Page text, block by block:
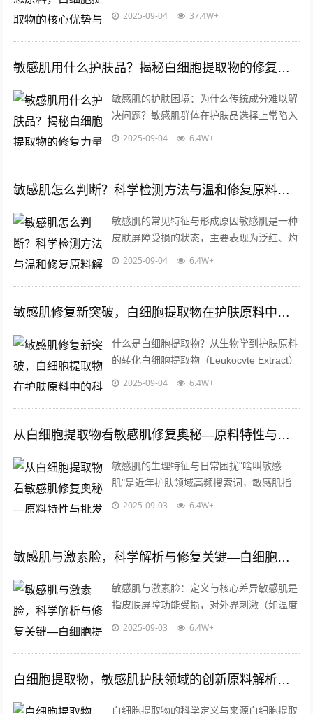
的需求日益增长，据行业数据显示，全球敏
2025-09-04 37.4W+
敏感肌用什么护肤品？揭秘白细胞提取物的修复力量与科学选择指南
敏感肌的护肤困境：为什么传统成分难以解
决问题？敏感肌群体在护肤品选择上常陷入
两难：既要避免刺激，又要追求有效修复，
2025-09-04 6.4W+
敏感肌怎么判断？科学检测方法与温和修复原料解析
敏感肌的常见特征与形成原因敏感肌是一种
皮肤屏障受损的状态，主要表现为泛红、灼
热、瘙痒或脱屑，这类肤质对外界刺激（如
2025-09-04 6.4W+
敏感肌修复新突破，白细胞提取物在护肤原料中的科学应用与批发指南
什么是白细胞提取物？从生物学到护肤原料
的转化白细胞提取物（Leukocyte Extract）
是一种通过生物技术从白细胞中分离出的活
2025-09-04 6.4W+
从白细胞提取物看敏感肌修复奥秘—原料特性与批发应用解析
敏感肌的生理特征与日常困扰"啥叫敏感
肌"是近年护肤领域高频搜索词，敏感肌指
皮肤屏障功能受损、角质层薄弱的脆弱肤
研...
2025-09-03 6.4W+
敏感肌与激素脸，科学解析与修复关键—白细胞提取物的应用价值
敏感肌与激素脸：定义与核心差异敏感肌是
指皮肤屏障功能受损，对外界刺激（如温度
变化、化学成分、紫外线等）反应过激的皮
2025-09-03 6.4W+
白细胞提取物，敏感肌护肤领域的创新原料解析与应用前景
白细胞提取物的科学定义与来源白细胞提取